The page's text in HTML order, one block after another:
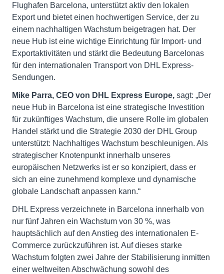
Flughafen Barcelona, unterstützt aktiv den lokalen
Export und bietet einen hochwertigen Service, der zu
einem nachhaltigen Wachstum beigetragen hat. Der
neue Hub ist eine wichtige Einrichtung für Import- und
Exportaktivitäten und stärkt die Bedeutung Barcelonas
für den internationalen Transport von DHL Express-
Sendungen.
Mike Parra, CEO von DHL Express Europe, sagt: „Der
neue Hub in Barcelona ist eine strategische Investition
für zukünftiges Wachstum, die unsere Rolle im globalen
Handel stärkt und die Strategie 2030 der DHL Group
unterstützt: Nachhaltiges Wachstum beschleunigen. Als
strategischer Knotenpunkt innerhalb unseres
europäischen Netzwerks ist er so konzipiert, dass er
sich an eine zunehmend komplexe und dynamische
globale Landschaft anpassen kann.“
DHL Express verzeichnete in Barcelona innerhalb von
nur fünf Jahren ein Wachstum von 30 %, was
hauptsächlich auf den Anstieg des internationalen E-
Commerce zurückzuführen ist. Auf dieses starke
Wachstum folgten zwei Jahre der Stabilisierung inmitten
einer weltweiten Abschwächung sowohl des